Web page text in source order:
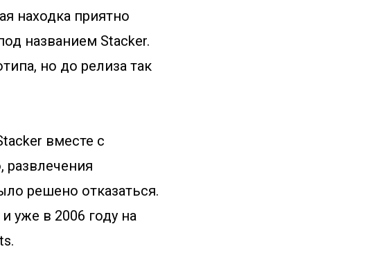
находка приятно
названием Stacker.
но до релиза так
вместе с
развлечения
решено отказаться.
уже в 2006 году на